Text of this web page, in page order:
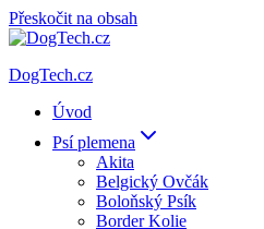
Přeskočit na obsah
DogTech.cz
Úvod
Psí plemena
Akita
Belgický Ovčák
Boloňský Psík
Border Kolie